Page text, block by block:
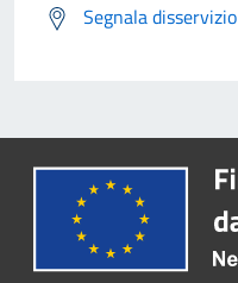
Segnala disservizio